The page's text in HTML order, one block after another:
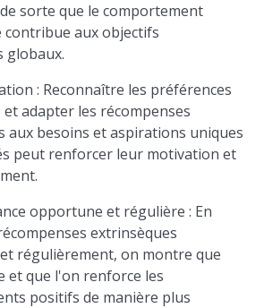
sorte que le comportement
contribue aux objectifs
globaux.
: Reconnaître les préférences
adapter les récompenses
aux besoins et aspirations uniques
peut renforcer leur motivation et
opportune et régulière : En
extrinsèques
régulièrement, on montre que
et que l'on renforce les
positifs de manière plus